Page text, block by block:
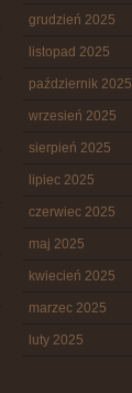
grudzień 2025
listopad 2025
październik 2025
wrzesień 2025
sierpień 2025
lipiec 2025
czerwiec 2025
maj 2025
kwiecień 2025
marzec 2025
luty 2025